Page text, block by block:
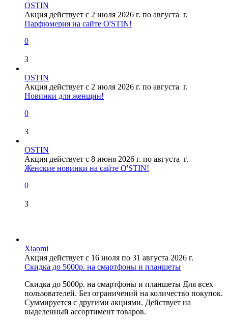
OSTIN
Акция действует с 2 июля 2026 г. по августа г.
Парфюмерия на сайте O'STIN!
0
3
OSTIN
Акция действует с 2 июля 2026 г. по августа г.
Новинки для женщин!
0
3
OSTIN
Акция действует с 8 июня 2026 г. по августа г.
Женские новинки на сайте O'STIN!
0
3
Xiaomi
Акция действует с 16 июля по 31 августа 2026 г.
Скидка до 5000р. на смартфоны и планшеты
Скидка до 5000р. на смартфоны и планшеты Для всех
пользователей. Без ограничений на количество покупок.
Суммируется с другими акциями. Действует на
выделенный ассортимент товаров.